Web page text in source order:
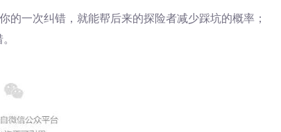
的一次纠错，就能帮后来的探险者减少踩坑的概率；